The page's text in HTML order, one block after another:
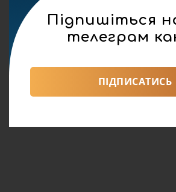
контактну інформацію
Підпишіться
телеграм
ПІДПИСАТИСЬ